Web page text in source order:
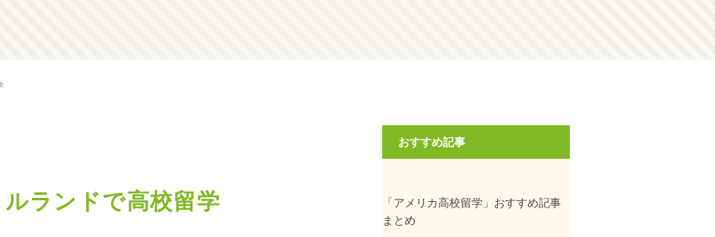
ランドで高校留学
おすすめ記事
「アメリカ高校留学」おすすめ記事
まとめ